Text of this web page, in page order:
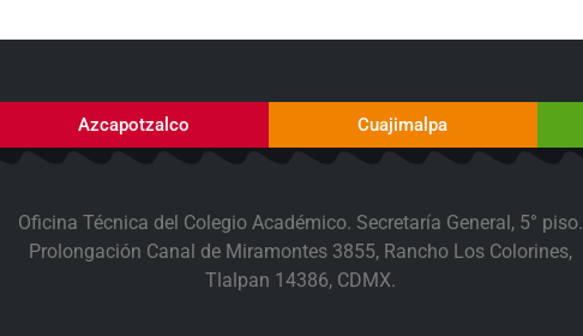
Azcapotzalco Cuajimalpa
Oficina Técnica del Colegio Académico. Secretaría General, 5° piso.
Prolongación Canal de Miramontes 3855, Rancho Los Colorines,
Tlalpan 14386, CDMX.